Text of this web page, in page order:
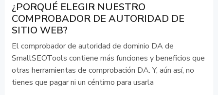
¿PORQUÉ ELEGIR NUESTRO
COMPROBADOR DE AUTORIDAD DE
SITIO WEB?
El comprobador de autoridad de dominio DA de
SmallSEOTools contiene más funciones y beneficios que
otras herramientas de comprobación DA. Y, aún así, no
tienes que pagar ni un céntimo para usarla